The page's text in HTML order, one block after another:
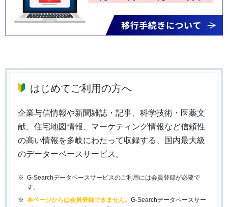
はじめてご利用の方へ
企業与信情報や新聞雑誌・記事、科学技術・医薬文
献、住宅地図情報、マーケティング情報など信頼性
の高い情報を多岐にわたって収録する、国内最大級
のデーターベースサービス。
G-Searchデータベースサービスのご利用には会員登録が必要で
す。
本ページからは会員登録できません。 G-Searchデータベースサー